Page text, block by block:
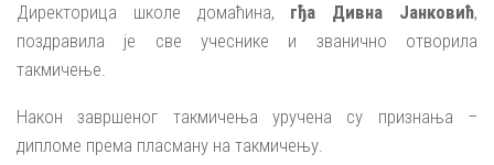
Директорица школе домаћина, гђа Дивна Јанковић,
поздравила је све учеснике и званично отворила
такмичење.
Након завршеног такмичења уручена су признања –
дипломе према пласману на такмичењу.